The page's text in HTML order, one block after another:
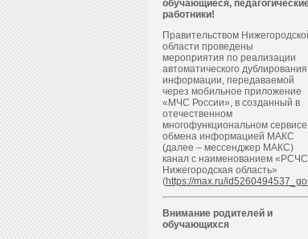
обучающиеся,
работники!
Правительством
области проведены
мероприятия по реализации
автоматического дублирования
информации, передаваемой
через мобильное приложение
«МЧС России», в созданный в
отечественном
многофункциональном сервисе
обмена информацией МАКС
(далее – мессенджер МАКС)
канал с наименованием «РСЧС
Нижегородская область»
(https://max.ru/
Внимание родителей и
обучающихся